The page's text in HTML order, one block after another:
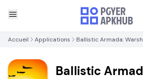
Accueil Applications Ballistic Armada:
Ballistic